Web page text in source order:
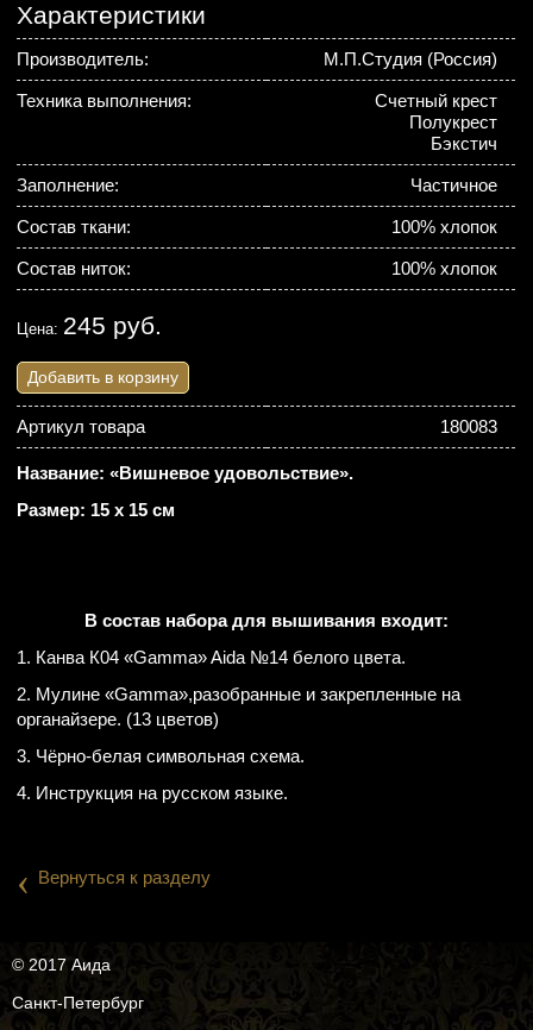
Характеристики
Производитель: М.П.Студия (Россия)
Техника выполнения:
Счетный крест
Полукрест
Бэкстич
Заполнение: Частичное
Состав ткани: 100% хлопок
Состав ниток: 100% хлопок
Цена: 245 руб.
Добавить в корзину
Артикул товара 180083
Название: «Вишневое удовольствие».
Размер: 15 х 15 см
В состав набора для вышивания входит:
1. Канва К04 «Gamma» Aida №14 белого цвета.
2. Мулине «Gamma»,разобранные и закрепленные на
органайзере. (13 цветов)
3. Чёрно-белая символьная схема.
4. Инструкция на русском языке.
‹ Вернуться к разделу
© 2017 Аида
Санкт-Петербург